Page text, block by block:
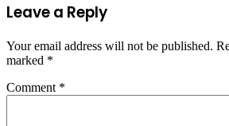
Leave a Reply
Your email address will not be published.
marked *
Comment *